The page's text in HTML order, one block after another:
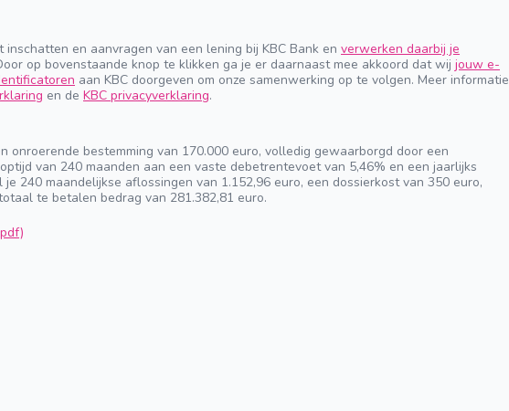
en aanvragen van een lening bij KBC Bank en verwerken daarbij je
op bovenstaande knop te klikken ga je er daarnaast mee akkoord dat wij jouw e-
aan KBC doorgeven om onze samenwerking op te volgen. Meer informatie
en de KBC privacyverklaring.
onroerende bestemming van 170.000 euro, volledig gewaarborgd door een
van 240 maanden aan een vaste debetrentevoet van 5,46% en een jaarlijks
240 maandelijkse aflossingen van 1.152,96 euro, een dossierkost van 350 euro,
te betalen bedrag van 281.382,81 euro.